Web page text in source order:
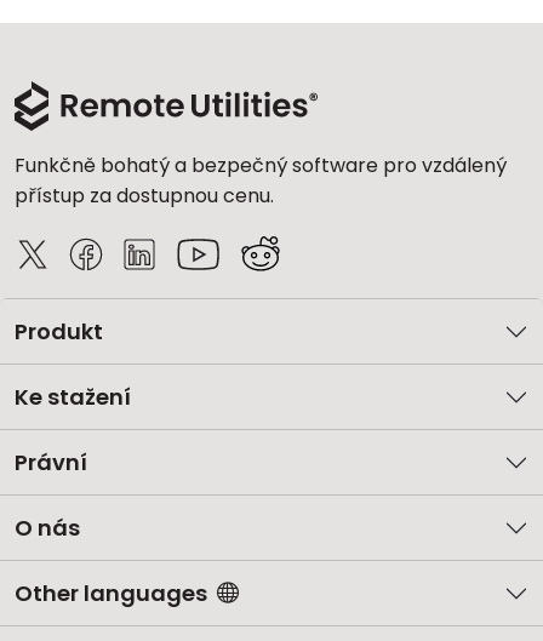
Funkčně bohatý a bezpečný software pro vzdálený
přístup za dostupnou cenu.
Produkt
Ke stažení
Právní
O nás
Other languages
Cloud a on-premise